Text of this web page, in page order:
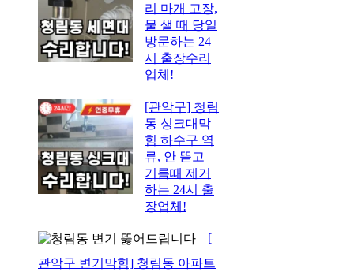
리 마개 고장,
물 샐 때 당일
방문하는 24
시 출장수리
업체!
[관악구] 청림
동 싱크대막
힘 하수구 역
류, 안 뜯고
기름때 제거
하는 24시 출
장업체!
[
관악구 변기막힘] 청림동 아파트